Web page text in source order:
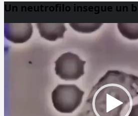
Un neutrofilo insegue un
Player